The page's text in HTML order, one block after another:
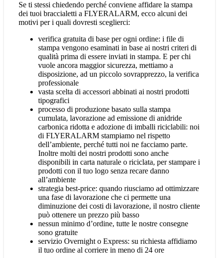
Se ti stessi chiedendo perché conviene affidare la stampa
dei tuoi braccialetti a FLYERALARM, ecco alcuni dei
motivi per i quali dovresti sceglierci:
verifica gratuita di base per ogni ordine: i file di
stampa vengono esaminati in base ai nostri criteri di
qualità prima di essere inviati in stampa. E per chi
vuole ancora maggior sicurezza, mettiamo a
disposizione, ad un piccolo sovrapprezzo, la verifica
professionale
vasta scelta di accessori abbinati ai nostri prodotti
tipografici
processo di produzione basato sulla stampa
cumulata, lavorazione ad emissione di anidride
carbonica ridotta e adozione di imballi riciclabili: noi
di FLYERALARM stampiamo nel rispetto
dell’ambiente, perché tutti noi ne facciamo parte.
Inoltre molti dei nostri prodotti sono anche
disponibili in carta naturale o riciclata, per stampare i
prodotti con il tuo logo senza recare danno
all’ambiente
strategia best-price: quando riusciamo ad ottimizzare
una fase di lavorazione che ci permette una
diminuzione dei costi di lavorazione, il nostro cliente
può ottenere un prezzo più basso
nessun minimo d’ordine, tutte le nostre consegne
sono gratuite
servizio Overnight o Express: su richiesta affidiamo
il tuo ordine al corriere in meno di 24 ore